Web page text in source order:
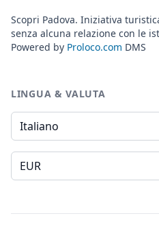
Scopri Padova. Iniziativa
senza alcuna relazione con le
Powered by Proloco.com DMS
LINGUA & VALUTA
Lingua
Valuta